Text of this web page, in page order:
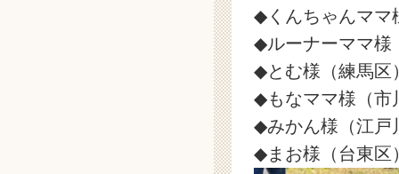
◆くんちゃんママ
◆ルーナーママ様
◆とむ様（練馬区
◆もなママ様（市
◆みかん様（江戸
◆まお様（台東区